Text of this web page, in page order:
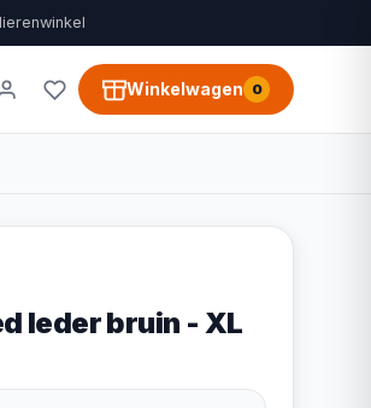
Winkelwagen 0
leder bruin - XL